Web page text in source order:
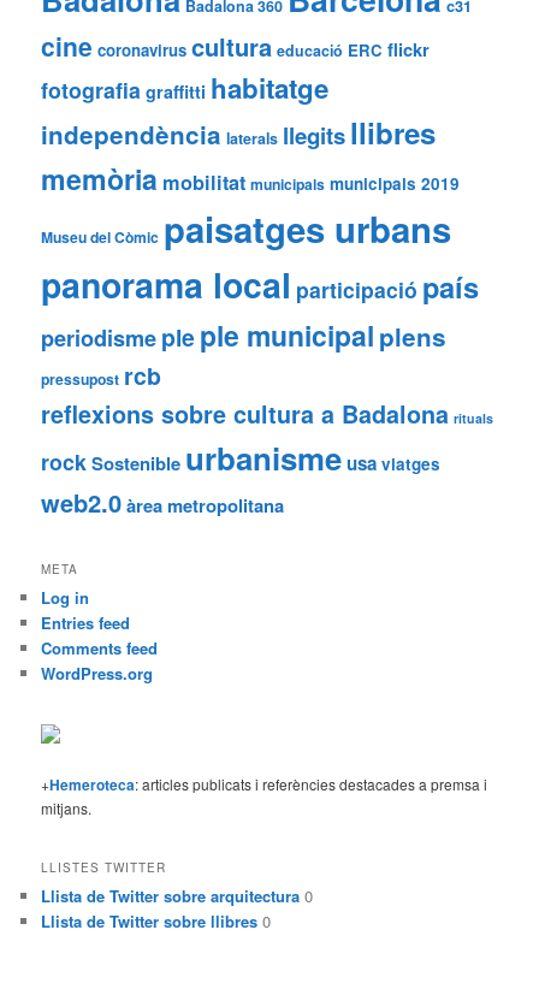
Badalona 360 c31
cine coronavirus cultura educació ERC flickr
fotografia graffitti habitatge
independència laterals llegitsllibres
memòria mobilitat municipals municipals 2019
Museu del Còmic paisatges urbans
panorama local participació país
periodismepleple municipal plens
pressupost rcb
reflexions sobre cultura a Badalona rituals
rockSostenible urbanismeusa viatges
web2.0àrea metropolitana
META
Log in
Entries feed
Comments feed
WordPress.org
+Hemeroteca: articles publicats i referències destacades a premsa i
mitjans.
LLISTES TWITTER
Llista de Twitter sobre arquitectura 0
Llista de Twitter sobre llibres 0